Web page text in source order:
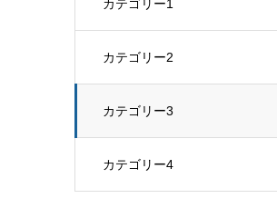
カテゴリー1
カテゴリー2
カテゴリー3
カテゴリー4